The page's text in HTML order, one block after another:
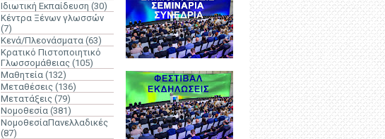
Ιδιωτική Εκπαίδευση (30)
Κέντρα Ξένων γλωσσών
(7)
Κενά/Πλεονάσματα (63)
Κρατικό Πιστοποιητικό
Γλωσσομάθειας (105)
Μαθητεία (132)
Μεταθέσεις (136)
Μετατάξεις (79)
Νομοθεσία (381)
ΝομοθεσίαΠανελλαδικές
(87)